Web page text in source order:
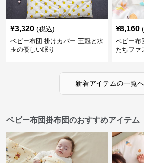
¥3,320 (税込)
ベビー布団 掛けカバー 王冠と水
玉の優しい眠り
¥8,160
ベビー布
たちファ
新着アイテムの一覧へ
ベビー布団掛布団のおすすめアイテム